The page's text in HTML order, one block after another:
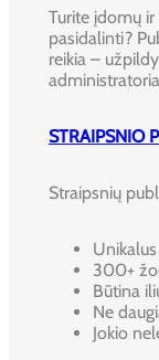
Turite įdomų
pasidalinti?
reikia –
STRAIPSNIO
Straipsnių
300+
Būtina
Ne
Jokio